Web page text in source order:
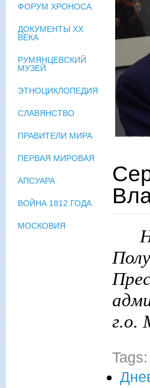
г.о.
Tags:
ФОРУМ ХРОНОСА
ДОКУМЕНТЫ XX
ВЕКА
РУМЯНЦЕВСКИЙ
МУЗЕЙ
ЭТНОЦИКЛОПЕДИЯ
СЛАВЯНСТВО
ПРАВИТЕЛИ МИРА
ПЕРВАЯ МИРОВАЯ
АПСУАРА
ВОЙНА 1812 ГОДА
МОСКОВИЯ